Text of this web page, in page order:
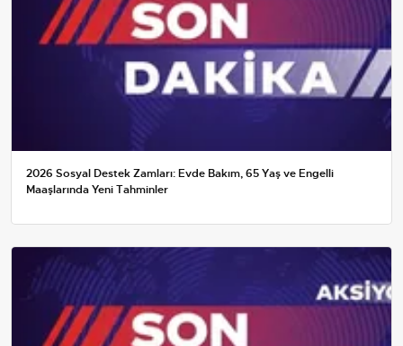
2026 Sosyal Destek Zamları: Evde Bakım, 65 Yaş ve Engelli
Maaşlarında Yeni Tahminler